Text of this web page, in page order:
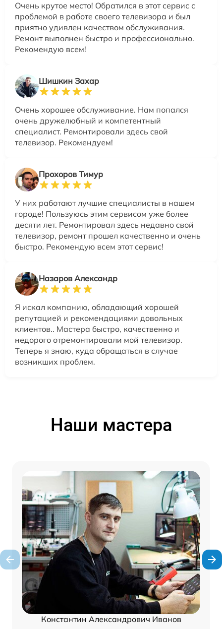
Очень крутое место! Обратился в этот сервис с
проблемой в работе своего телевизора и был
приятно удивлен качеством обслуживания.
Ремонт выполнен быстро и профессионально.
Рекомендую всем!
Шишкин Захар
Очень хорошее обслуживание. Нам попался
очень дружелюбный и компетентный
специалист. Ремонтировали здесь свой
телевизор. Рекомендуем!
Прохоров Тимур
У них работают лучшие специалисты в нашем
городе! Пользуюсь этим сервисом уже более
десяти лет. Ремонтировал здесь недавно свой
телевизор, ремонт прошел качественно и очень
быстро. Рекомендую всем этот сервис!
Назаров Александр
Я искал компанию, обладающий хорошей
репутацией и рекомендациями довольных
клиентов.. Мастера быстро, качественно и
недорого отремонтировали мой телевизор.
Теперь я знаю, куда обращаться в случае
возникших проблем.
Наши мастера
Константин Александрович Иванов